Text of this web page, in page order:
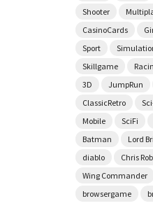
Shooter
CasinoCards
Sport
Skillgame
3D
JumpRun
ClassicRetro
Mobile
SciFi
Batman
Lord
diablo
Chris
Wing Commander
browsergame